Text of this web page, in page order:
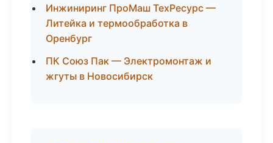
Инжиниринг ПроМаш ТехРесурс —
Литейка и термообработка в
Оренбург
ПК Союз Пак — Электромонтаж и
жгуты в Новосибирск